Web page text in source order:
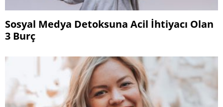
Sosyal Medya Detoksuna Acil İhtiyacı Olan
3 Burç